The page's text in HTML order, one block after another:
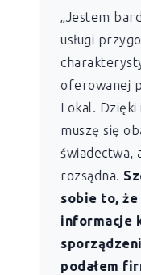
„Jestem
usługi
oferowanej
Lokal.
muszę się
świadectwa,
rozsądna.
sobie to,
informacje
podałem